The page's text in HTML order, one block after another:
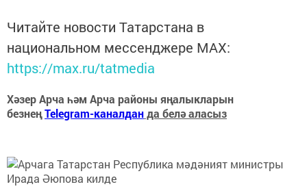
Читайте новости Татарстана в
национальном мессенджере MАХ:
https://max.ru/tatmedia
Хәзер Арча һәм Арча районы яңалыкларын
безнеңTelegram-каналданда белә аласыз